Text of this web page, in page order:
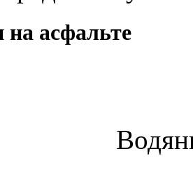
на асфальте